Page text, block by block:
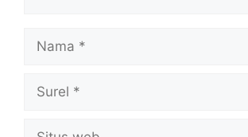
Nama
Surel
Situs